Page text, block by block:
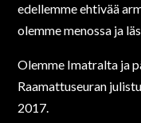
edellemme ehtivää
olemme menossa ja
Olemme Imatralta ja
Raamattuseuran
2017.